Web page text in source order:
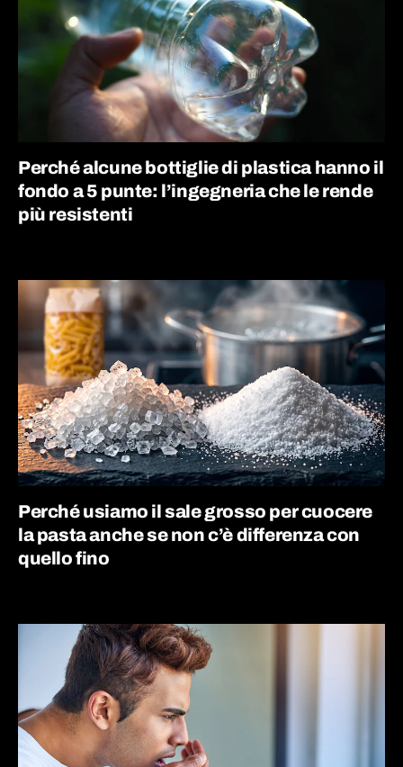
Perché alcune bottiglie di plastica hanno il
fondo a 5 punte: l’ingegneria che le rende
più resistenti
Perché usiamo il sale grosso per cuocere
la pasta anche se non c’è differenza con
quello fino